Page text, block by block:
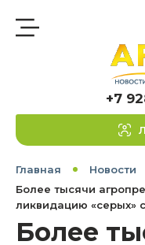
+7
Главная
Новости
Более тысячи
ликвидацию «серых»
Более